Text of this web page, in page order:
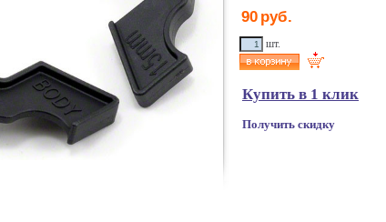
90 руб.
шт.
Купить в 1 клик
Получить скидку